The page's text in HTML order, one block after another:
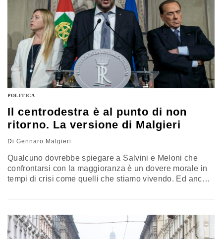
POLITICA
Il centrodestra è al punto di non
ritorno. La versione di Malgieri
Di Gennaro Malgieri
Qualcuno dovrebbe spiegare a Salvini e Meloni che
confrontarsi con la maggioranza è un dovere morale in
tempi di crisi come quelli che stiamo vivendo. Ed ancor